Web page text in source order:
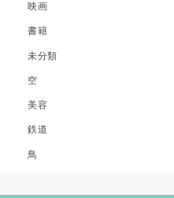
映画
書籍
未分類
空
美容
鉄道
鳥